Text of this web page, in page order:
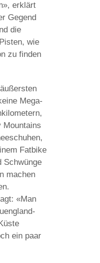
erklärt
Gegend
die
wie
zu finden
Mega-
Mountains
Fatbike
Schwünge
machen
«Man
ein paar